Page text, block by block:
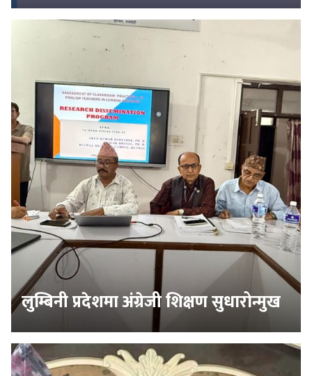
लुम्बिनी प्रदेशमा अंग्रेजी शिक्षण सुधारोन्मुख